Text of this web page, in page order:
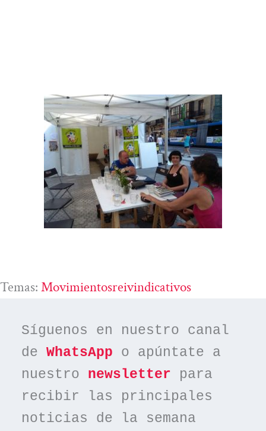
Temas: Movimientosreivindicativos
Síguenos en nuestro canal
de WhatsApp o apúntate a
nuestro newsletter para
recibir las principales
noticias de la semana